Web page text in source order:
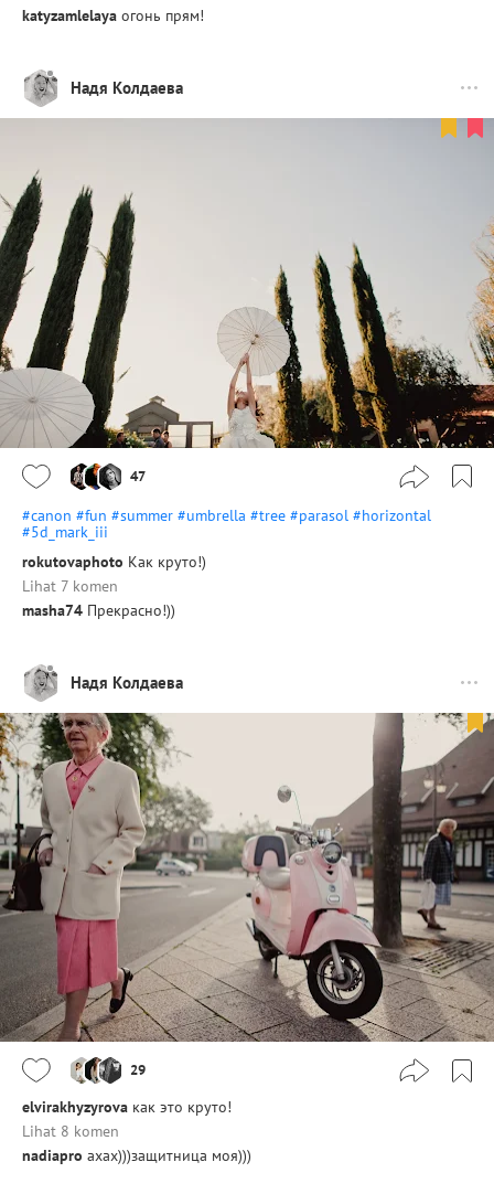
katyzamlelaya огонь прям!
Надя Колдаева
47
#canon #fun #summer #umbrella #tree #parasol #horizontal
#5d_mark_iii
rokutovaphoto Как круто!)
Lihat 7 komen
masha74 Прекрасно!))
Надя Колдаева
29
elvirakhyzyrova как это круто!
Lihat 8 komen
nadiapro ахах)))защитница моя)))